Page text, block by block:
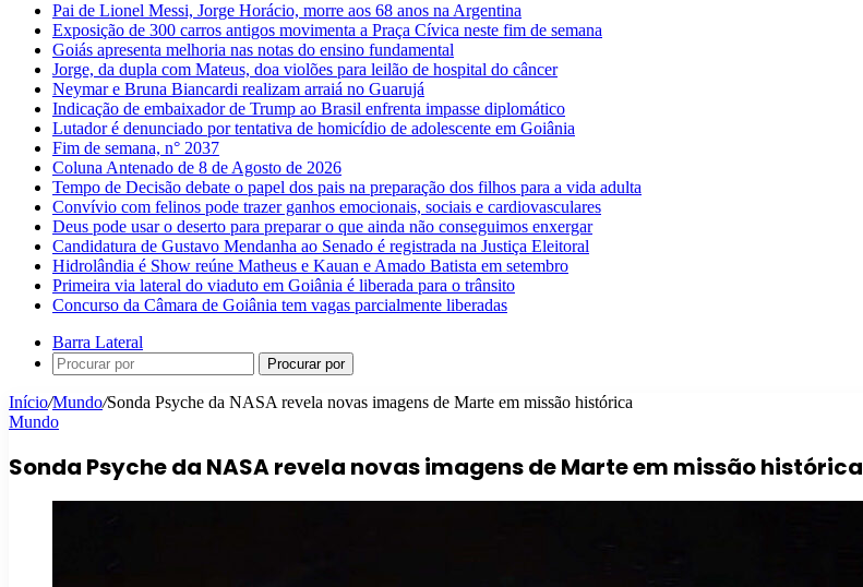
Pai de Lionel Messi, Jorge Horácio, morre aos 68 anos na Argentina
Exposição de 300 carros antigos movimenta a Praça Cívica neste fim de semana
Goiás apresenta melhoria nas notas do ensino fundamental
Jorge, da dupla com Mateus, doa violões para leilão de hospital do câncer
Neymar e Bruna Biancardi realizam arraiá no Guarujá
Indicação de embaixador de Trump ao Brasil enfrenta impasse diplomático
Lutador é denunciado por tentativa de homicídio de adolescente em Goiânia
Fim de semana, n° 2037
Coluna Antenado de 8 de Agosto de 2026
Tempo de Decisão debate o papel dos pais na preparação dos filhos para a vida adulta
Convívio com felinos pode trazer ganhos emocionais, sociais e cardiovasculares
Deus pode usar o deserto para preparar o que ainda não conseguimos enxergar
Candidatura de Gustavo Mendanha ao Senado é registrada na Justiça Eleitoral
Hidrolândia é Show reúne Matheus e Kauan e Amado Batista em setembro
Primeira via lateral do viaduto em Goiânia é liberada para o trânsito
Concurso da Câmara de Goiânia tem vagas parcialmente liberadas
Barra Lateral
Procurar por
Início/Mundo/Sonda Psyche da NASA revela novas imagens de Marte em missão histórica
Mundo
Sonda Psyche da NASA revela novas imagens de Marte em missão histórica